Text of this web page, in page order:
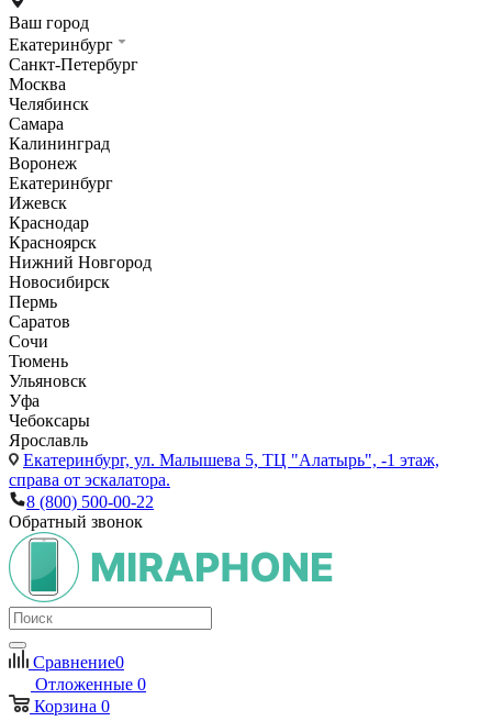
Ваш город
Екатеринбург
Санкт-Петербург
Москва
Челябинск
Самара
Калининград
Воронеж
Екатеринбург
Ижевск
Краснодар
Красноярск
Нижний Новгород
Новосибирск
Пермь
Саратов
Сочи
Тюмень
Ульяновск
Уфа
Чебоксары
Ярославль
Екатеринбург, ул. Малышева 5, ТЦ "Алатырь", -1 этаж,
справа от эскалатора.
8 (800) 500-00-22
Обратный звонок
Сравнение0
Отложенные 0
Корзина 0